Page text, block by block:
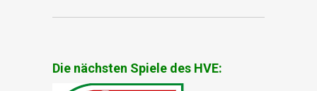
Die nächsten Spiele des HVE: